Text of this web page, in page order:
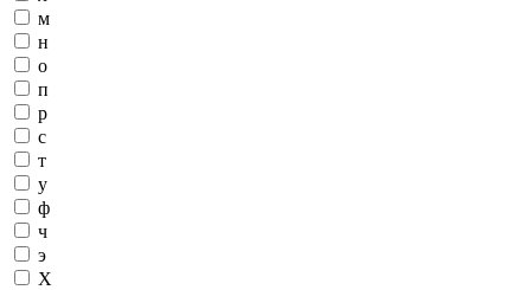
м
н
о
п
р
с
т
у
ф
ч
э
Х